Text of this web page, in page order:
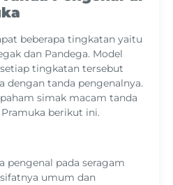
beberapa tingkatan yaitu
dan Pandega. Model
tingkatan tersebut
dengan tanda pengenalnya.
simak macam tanda
berikut ini.
pengenal pada seragam
umum dan